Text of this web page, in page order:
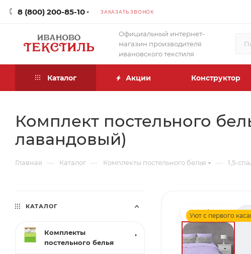
8 (800) 200-85-10 ЗАКАЗАТЬ ЗВОНОК
Официальный интернет-
магазин производителя
ивановского текстиля
Каталог Акции Конструктор
Комплект постельного
лавандовый)
Главная — Каталог — Комплекты постельного белья — 1,5-
Уют с первого
КАТАЛОГ
Комплекты
постельного белья